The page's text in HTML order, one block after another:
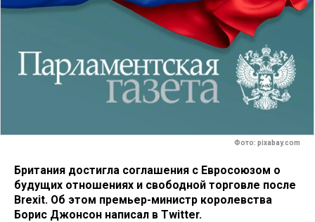
Фото: pixabay.com
Британия достигла соглашения с Евросоюзом о
будущих отношениях и свободной торговле после
Brexit. Об этом премьер-министр королевства
Борис Джонсон написал в Twitter.